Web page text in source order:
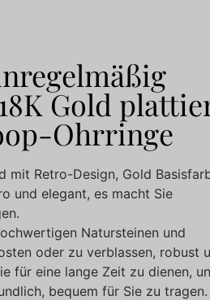
Gold
Ohrringe
mit Retro-Design, Gold
und elegant, es macht Sie
Natursteinen und
oder zu verblassen, robust
für eine lange Zeit zu dienen,
bequem für Sie zu tragen.